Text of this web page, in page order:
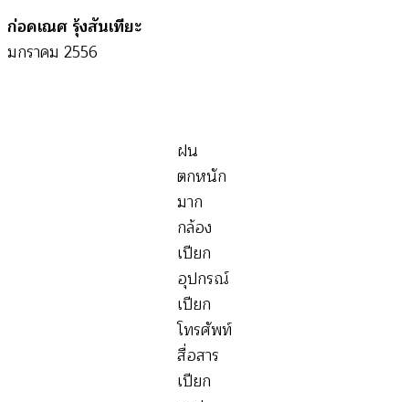
ก่อคเณศ รุ้งสันเทียะ
มกราคม 2556
ฝน
ตกหนัก
มาก
กล้อง
เปียก
อุปกรณ์
เปียก
โทรศัพท์
สื่อสาร
เปียก